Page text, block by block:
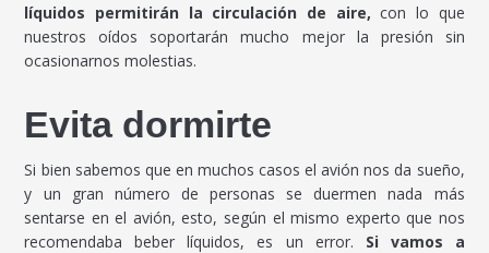
líquidos permitirán la circulación de aire, con lo que
nuestros oídos soportarán mucho mejor la presión sin
ocasionarnos molestias.
Evita dormirte
Si bien sabemos que en muchos casos el avión nos da sueño,
y un gran número de personas se duermen nada más
sentarse en el avión, esto, según el mismo experto que nos
recomendaba beber líquidos, es un error. Si vamos a